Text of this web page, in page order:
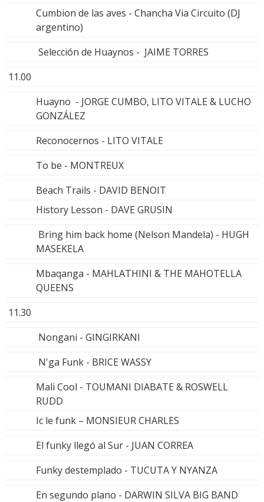
Cumbion de las aves - Chancha Via Circuito (DJ
argentino)
Selección de Huaynos - JAIME TORRES
11.00
Huayno - JORGE CUMBO, LITO VITALE & LUCHO
GONZÁLEZ
Reconocernos - LITO VITALE
To be - MONTREUX
Beach Trails - DAVID BENOIT
History Lesson - DAVE GRUSIN
Bring him back home (Nelson Mandela) - HUGH
MASEKELA
Mbaqanga - MAHLATHINI & THE MAHOTELLA
QUEENS
11.30
Nongani - GINGIRKANI
N'ga Funk - BRICE WASSY
Mali Cool - TOUMANI DIABATE & ROSWELL
RUDD
Ic le funk – MONSIEUR CHARLES
El funky llegó al Sur - JUAN CORREA
Funky destemplado - TUCUTA Y NYANZA
En segundo plano - DARWIN SILVA BIG BAND